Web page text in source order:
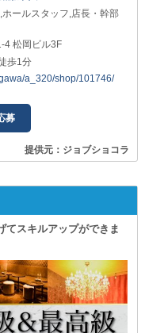
ールスタッフ,店長・幹部
4 松岡ビル3F
歩1分
a_320/shop/101746/
募
提供元：ジョブショコラ
てスキルアップができま